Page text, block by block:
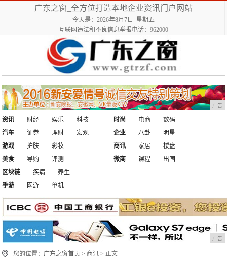
广东之窗_全方位打造本地企业资讯门户网站
今天是：2026年8月7日 星期五
互联网违法和不良信息举报电话：962000
广告
资讯 财经 娱乐
科技
汽车
证券 理财 宏观
时尚 电商
数码
企业
八卦
明星
游戏
护肤
彩妆
美食
导购 评测
商讯 家居
楼盘
微商
课程
出国
区块链
疾病
养生
手游
网游 单机
广告
您的位置： 广东之窗首页 > 商讯 > 正文